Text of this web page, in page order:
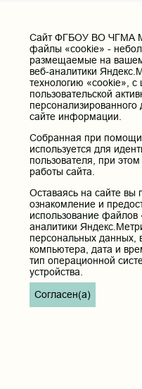
Cайт ФГБОУ ВО ЧГМА
файлы «cookie» -
размещаемые на
веб-аналитики
технологию «cookie», с
пользовательской
сайте информации.
Собранная при
используется для
пользователя, при
работы сайта.
Оставаясь на сайте вы
ознакомление и
использование файлов
аналитики
персональных данных,
компьютера, дата и
тип операционной
устройства.
Согласен(а)